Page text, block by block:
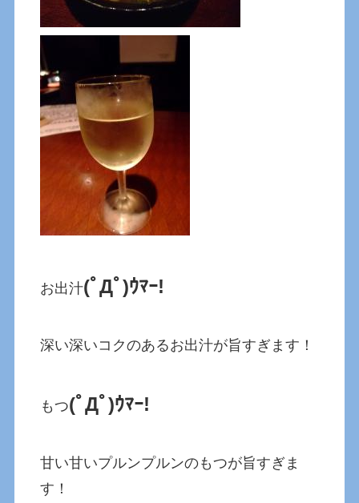
お出汁(ﾟДﾟ)ｳﾏｰ!
深い深いコクのあるお出汁が旨すぎます！
もつ(ﾟДﾟ)ｳﾏｰ!
甘い甘いプルンプルンのもつが旨すぎま
す！